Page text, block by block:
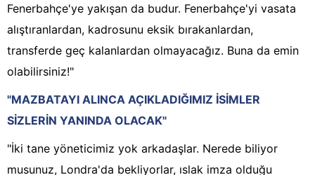
Fenerbahçe'ye yakışan da budur. Fenerbahçe'yi vasata
alıştıranlardan, kadrosunu eksik bırakanlardan,
transferde geç kalanlardan olmayacağız. Buna da emin
olabilirsiniz!"
"MAZBATAYI ALINCA AÇIKLADIĞIMIZ İSİMLER
SİZLERİN YANINDA OLACAK"
"İki tane yöneticimiz yok arkadaşlar. Nerede biliyor
musunuz, Londra'da bekliyorlar, ıslak imza olduğu